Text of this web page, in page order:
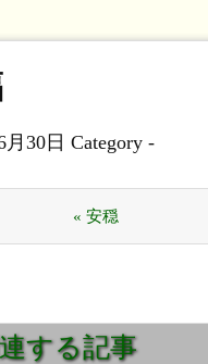
月30日 Category -
« 安穏
する記事